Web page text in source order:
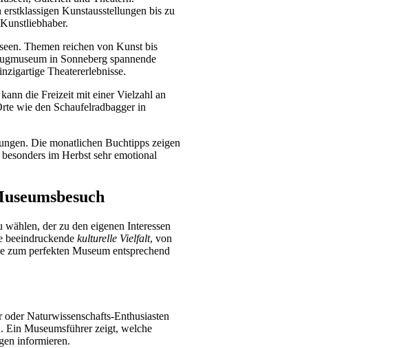
Kunstausstellungen bis zu
Themen reichen von Kunst bis
in Sonneberg spannende
Theatererlebnisse.
die Freizeit mit einer Vielzahl an
wie den Schaufelradbagger in
Die monatlichen Buchtipps zeigen
im Herbst sehr emotional
der zu den eigenen Interessen
beeindruckende kulturelle Vielfalt, von
zum perfekten Museum entsprechend
Naturwissenschafts-Enthusiasten
Ein Museumsführer zeigt, welche
informieren.